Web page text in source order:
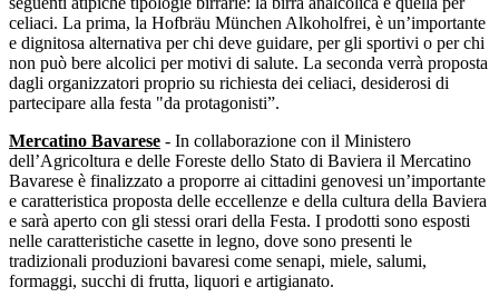
celiaci. La prima, la Hofbräu München Alkoholfrei, è un’importante
e dignitosa alternativa per chi deve guidare, per gli sportivi o per chi
non può bere alcolici per motivi di salute. La seconda verrà proposta
dagli organizzatori proprio su richiesta dei celiaci, desiderosi di
partecipare alla festa "da protagonisti”.
Mercatino Bavarese - In collaborazione con il Ministero
dell’Agricoltura e delle Foreste dello Stato di Baviera il Mercatino
Bavarese è finalizzato a proporre ai cittadini genovesi un’importante
e caratteristica proposta delle eccellenze e della cultura della Baviera
e sarà aperto con gli stessi orari della Festa. I prodotti sono esposti
nelle caratteristiche casette in legno, dove sono presenti le
tradizionali produzioni bavaresi come senapi, miele, salumi,
formaggi, succhi di frutta, liquori e artigianato.